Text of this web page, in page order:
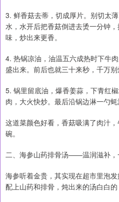
3. 鲜香菇去蒂，切成厚片。别切太
水，水开后把香菇倒进去烫一分钟
味，炒出来更香。
4. 热锅凉油，油温五六成热时下牛
盛出来。前后也就三十来秒，千万别
5. 锅里留底油，爆香姜蒜，下青红
肉，大火快炒。最后沿锅边淋一勺
这道菜颜色好看，香菇吸满了肉汁
碗。
二、海参山药排骨汤——温润滋补，
海参听着金贵，其实现在超市里泡发
配上山药和排骨，炖出来的汤白白的